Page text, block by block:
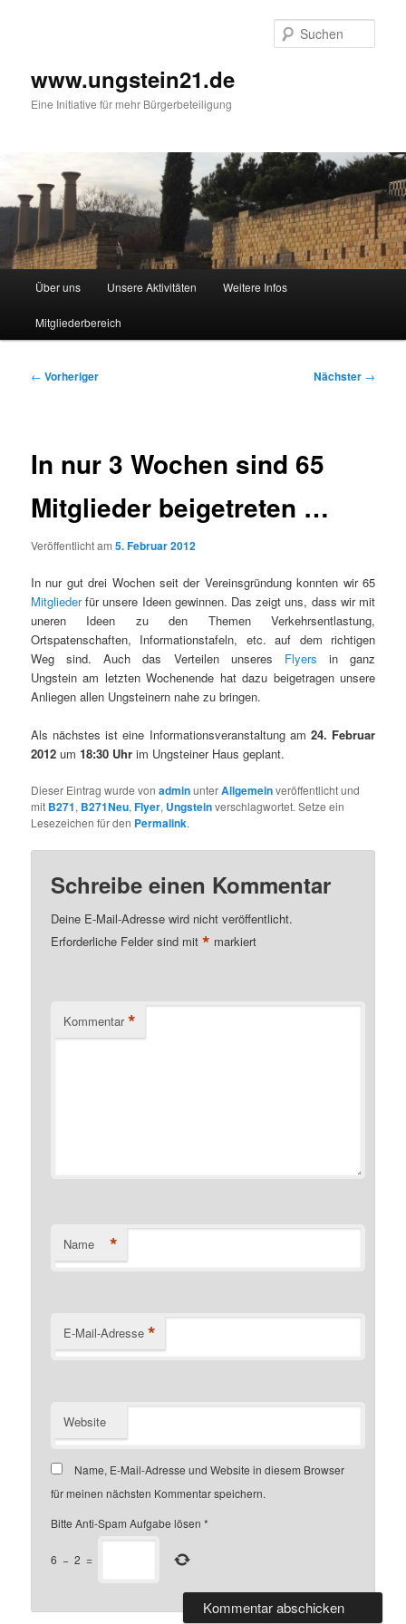
www.ungstein21.de
Eine Initiative für mehr Bürgerbeteiligung
HauptmenüÜber uns Unsere Aktivitäten Weitere Infos
Mitgliederbereich
Beitragsnavigation
← Vorheriger Nächster →
In nur 3 Wochen sind 65
Mitglieder beigetreten …
Veröffentlicht am5. Februar 2012
In nur gut drei Wochen seit der Vereinsgründung konnten wir 65
Mitgliederfür unsere Ideen gewinnen. Das zeigt uns, dass wir mit
uneren Ideen zu den Themen Verkehrsentlastung,
Ortspatenschaften, Informationstafeln, etc. auf dem richtigen
Weg sind. Auch das Verteilen unseres Flyers in ganz
Ungstein am letzten Wochenende hat dazu beigetragen unsere
Anliegen allen Ungsteinern nahe zu bringen.
Als nächstes ist eine Informationsveranstaltung am 24. Februar
2012 um18:30 Uhr im Ungsteiner Haus geplant.
Dieser Eintrag wurde vonadminunterAllgemeinveröffentlicht und
mit B271, B271Neu,Flyer, Ungsteinverschlagwortet. Setze ein
Lesezeichen für den Permalink.
Schreibe einen Kommentar
Deine E-Mail-Adresse wird nicht veröffentlicht.
Erforderliche Felder sind mit* markiert
Kommentar *
Name *
E-Mail-Adresse *
Website
Name, E-Mail-Adresse und Website in diesem Browser
für meinen nächsten Kommentar speichern.
Bitte Anti-Spam Aufgabe lösen *
6 − 2 =